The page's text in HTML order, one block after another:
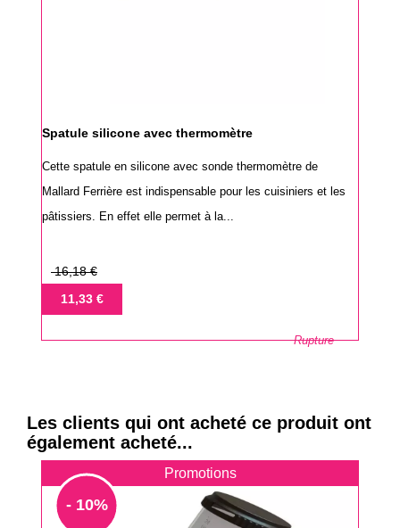
Spatule silicone avec thermomètre
Cette spatule en silicone avec sonde thermomètre de
Mallard Ferrière est indispensable pour les cuisiniers et les
pâtissiers. En effet elle permet à la...
Prix
base
16,18 €
Prix11,33 €
Rupture
Les clients qui ont acheté ce produit ont
également acheté...
Promotions
- 10%